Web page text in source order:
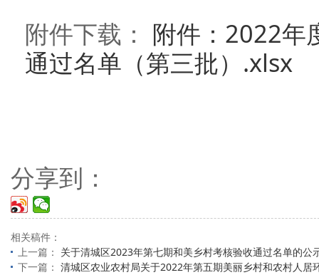
附件下载： 附件：2022年
通过名单（第三批）.xlsx
分享到：
相关稿件：
上一篇： 关于清城区2023年第七期和美乡村考核验收通过名单的公
下一篇： 清城区农业农村局关于2022年第五期美丽乡村和农村人居